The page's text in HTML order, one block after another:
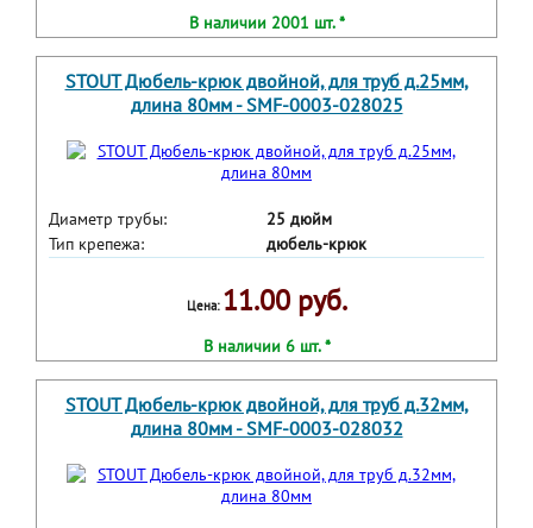
В наличии 2001 шт. *
STOUT Дюбель-крюк двойной, для труб д.25мм,
длина 80мм - SMF-0003-028025
Диаметр трубы:
25 дюйм
Тип крепежа:
дюбель-крюк
Цена: 11.00 руб.
В наличии 6 шт. *
STOUT Дюбель-крюк двойной, для труб д.32мм,
длина 80мм - SMF-0003-028032